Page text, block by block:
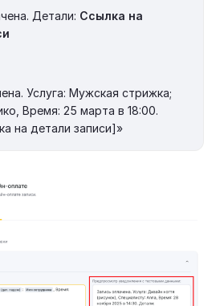
Детали: Ссылка на
Услуга: Мужская стрижка;
Время: 25 марта в 18:00.
на детали записи]»